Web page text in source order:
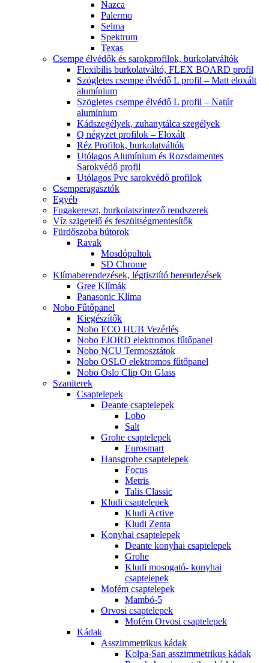
Nazca
Palermo
Selma
Spektrum
Texas
Csempe élvédők és sarokprofilok, burkolatváltók
Flexibilis burkolatváltó, FLEX BOARD profil
Szögletes csempe élvédő L profil – Matt eloxált
alumínium
Szögletes csempe élvédő L profil – Natúr
alumínium
Kádszegélyek, zuhanytálca szegélyek
Q négyzet profilok – Eloxált
Réz Profilok, burkolatváltók
Utólagos Alumínium és Rozsdamentes
Sarokvédő profil
Utólagos Pvc sarokvédő profilok
Csemperagasztók
Egyéb
Fugakereszt, burkolatszintező rendszerek
Víz szigetelő és feszültségmentesítők
Fürdőszoba bútorok
Ravak
Mosdópultok
SD Chrome
Klímaberendezések, légtisztító berendezések
Gree Klímák
Panasonic Klíma
Nobo Fűtőpanel
Kiegészítők
Nobo ECO HUB Vezérlés
Nobo FJORD elektromos fűtőpanel
Nobo NCU Termosztátok
Nobo OSLO elektromos fűtőpanel
Nobo Oslo Clip On Glass
Szaniterek
Csaptelepek
Deante csaptelepek
Lobo
Salt
Grohe csaptelepek
Eurosmart
Hansgrohe csaptelepek
Focus
Metris
Talis Classic
Kludi csaptelepek
Kludi Active
Kludi Zenta
Konyhai csaptelepek
Deante konyhai csaptelepek
Grohe
Kludi mosogató- konyhai
csaptelepek
Mofém csaptelepek
Mambó-5
Orvosi csaptelepek
Mofém Orvosi csaptelepek
Kádak
Asszimmetrikus kádak
Kolpa-San asszimmetrikus kádak